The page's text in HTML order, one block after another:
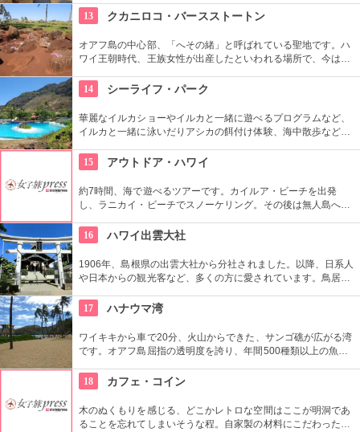
暮れ時のビーチを巡る乗馬プログラムもあります。
13 クカニロコ・バースストートン
オアフ島の中心部、「へその緒」と呼ばれている聖地です。ハ
ワイ王朝時代、王族女性が出産したといわれる場所で、今は子
くさんのエネルギーを浴びて帰ってくださいね。
14 シーライフ・パーク
華麗なイルカショーやイルカと一緒に遊べるプログラムなど、
イルカと一緒に泳いだりアシカの餌付け体験、海中散歩など、
ヌイグルミやTシャツなどオリジナルグッズも人気です。
15 アウトドア・ハワイ
約7時間、海で遊べるツアーです。カイルア・ビーチを出発
し、ラニカイ・ビーチでスノーケリング。その後は無人島へゴ
きます。日本語スタッフもいますし、送迎やランチもついてい
ます。
16 ハワイ出雲大社
1906年、島根県の出雲大社から分社されました。以降、日系人
や日本からの観光客など、多くの方に愛されています。鳥居や
りそう。日本とハワイで2度お祈りされたお守りも好評です。
17 ハナウマ湾
ワイキキから車で20分、火山からできた、サンゴ礁が広がる湾
です。オアフ島屈指の透明度を誇り、年間500種類以上の魚が
で年間100万人以上の観光客が訪れます。
18 カフェ・コイン
木のぬくもりを感じる、どこかレトロな空間はここが明洞であ
ることを忘れてしまいそうな程。自家製の材料にこだわったカ